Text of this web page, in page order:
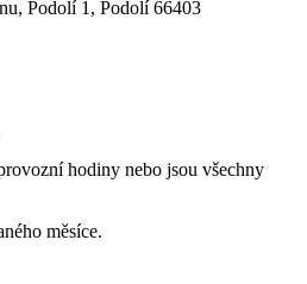
Podolí 1, Podolí 66403
hodiny nebo jsou všechny
měsíce.